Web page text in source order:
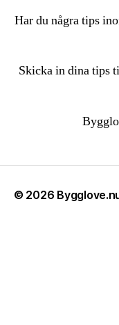
Har du några tips
Skicka in dina tips
© 2026